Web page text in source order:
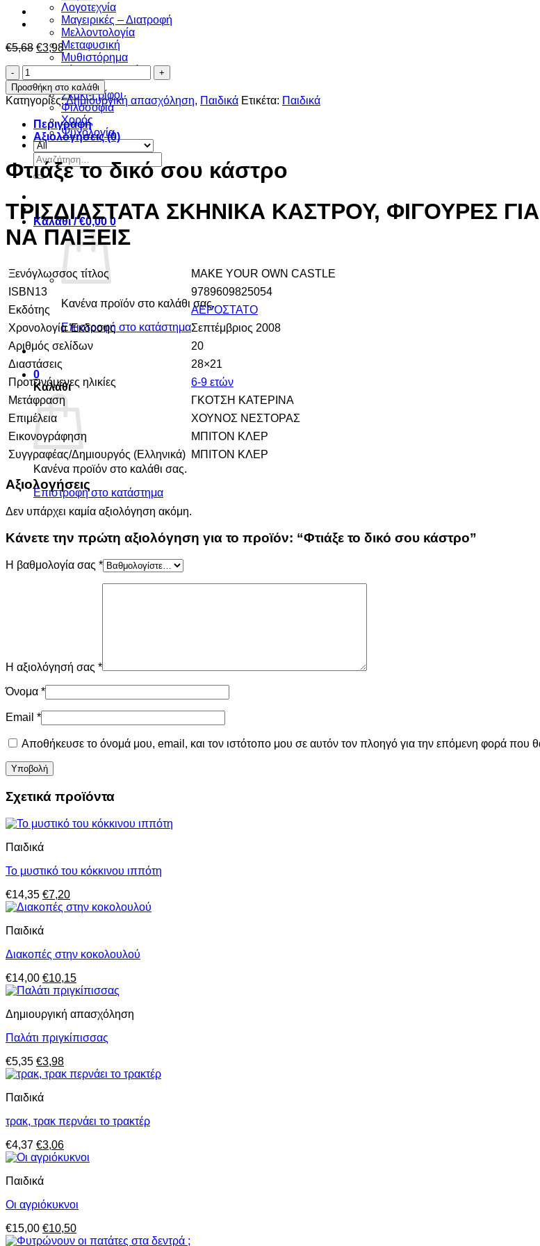
Λογοτεχνία
Μαγειρικές – Διατροφή
Μελλοντολογία
Μεταφυσική
Μυθιστόρημα
Ξένη πεζογραφία
Πολιτική
Σκάκι-Γρίφοι
Φιλοσοφία
Χορός
Ψυχολογία
Αναζήτηση
για:
Καλάθι /€0,00 0
Κανένα προϊόν στο καλάθι σας.
Επιστροφή στο κατάστημα
0
Καλάθι
Κανένα προϊόν στο καλάθι σας.
Επιστροφή στο κατάστημα
€5,68 Original
price
€5,68.
€3,98Η
τρέχουσα
είναι:
€3,98.
Φτιάξε
το
δικό
σου
κάστρο
ποσότητα
Προσθήκη στο καλάθι
Κατηγορίες:Δημιουργική απασχόληση, Παιδικά Ετικέτα: Παιδικά
Περιγραφή
Αξιολογήσεις (0)
Φτιάξε το δικό σου κάστρο
ΤΡΙΣΔΙΑΣΤΑΤΑ ΣΚΗΝΙΚΑ ΚΑΣΤΡΟΥ, ΦΙΓΟΥΡΕΣ
ΝΑ ΠΑΙΞΕΙΣ
Ξενόγλωσσος τίτλος
MAKE YOUR OWN CASTLE
ISBN13
9789609825054
Εκδότης
ΑΕΡΟΣΤΑΤΟ
Χρονολογία Έκδοσης
Σεπτέμβριος 2008
Αριθμός σελίδων
20
Διαστάσεις
28×21
Προτεινόμενες ηλικίες
6-9 ετών
Μετάφραση
ΓΚΟΤΣΗ ΚΑΤΕΡΙΝΑ
Επιμέλεια
ΧΟΥΝΟΣ ΝΕΣΤΟΡΑΣ
Εικονογράφηση
ΜΠΙΤΟΝ ΚΛΕΡ
Συγγραφέας/Δημιουργός (Ελληνικά) ΜΠΙΤΟΝ ΚΛΕΡ
Αξιολογήσεις
Δεν υπάρχει καμία αξιολόγηση ακόμη.
Κάνετε την πρώτη αξιολόγηση για το προϊόν: “Φτιάξε το δικό σου κάστρο”
Η βαθμολογία σας *
Η αξιολόγησή σας *
Όνομα *
Email *
Αποθήκευσε το όνομά μου, email, και τον ιστότοπο μου σε αυτόν τον πλοηγό για την επόμενη φορά που
Σχετικά προϊόντα
Παιδικά
Το μυστικό του κόκκινου ιππότη
€14,35 Original
price
€14,35.
€7,20Η
τρέχουσα
Παιδικά
Διακοπές στην κοκολουλού
€14,00 Original
price
€14,00.
€10,15Η
τρέχουσα
είναι:
Δημιουργική απασχόληση
Παλάτι πριγκίπισσας
€5,35 Original
price
€5,35.
€3,98Η
τρέχουσα
Παιδικά
τρακ, τρακ περνάει το τρακτέρ
€4,37 Original
price
€4,37.
€3,06Η
τρέχουσα
Παιδικά
Οι αγριόκυκνοι
€15,00 Original
price
€10,50Η
τρέχουσα